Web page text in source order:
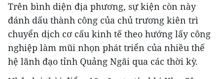
Trên bình diện địa phương, sự kiện còn này
đánh dấu thành công của chủ trương kiên trì
chuyển dịch cơ cấu kinh tế theo hướng lấy công
nghiệp làm mũi nhọn phát triển của nhiều thế
hệ lãnh đạo tỉnh Quảng Ngãi qua các thời kỳ.